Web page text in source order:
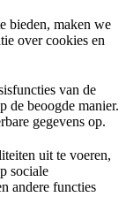
bieden, maken we
over cookies en
van de
de beoogde manier.
gegevens op.
uit te voeren,
sociale
andere functies